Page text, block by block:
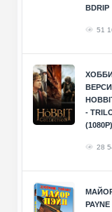
BDRIP
51
-
(1080P)
28